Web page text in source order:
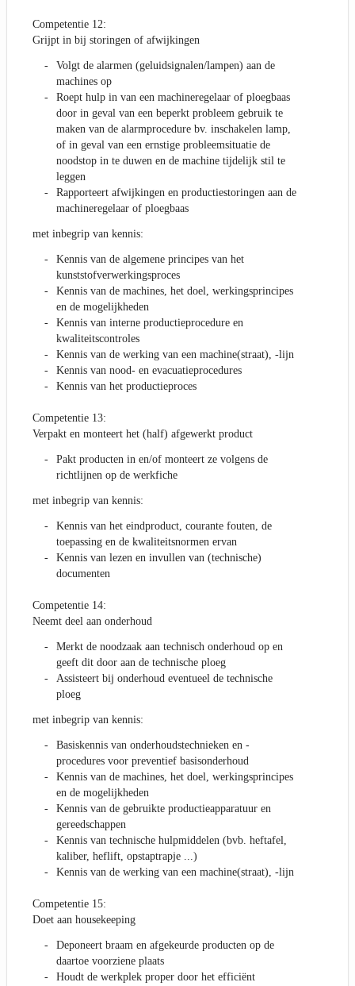
Competentie 12:
Grijpt in bij storingen of afwijkingen
Volgt de alarmen (geluidsignalen/lampen) aan de
machines op
Roept hulp in van een machineregelaar of ploegbaas
door in geval van een beperkt probleem gebruik te
maken van de alarmprocedure bv. inschakelen lamp,
of in geval van een ernstige probleemsituatie de
noodstop in te duwen en de machine tijdelijk stil te
leggen
Rapporteert afwijkingen en productiestoringen aan de
machineregelaar of ploegbaas
met inbegrip van kennis:
Kennis van de algemene principes van het
kunststofverwerkingsproces
Kennis van de machines, het doel, werkingsprincipes
en de mogelijkheden
Kennis van interne productieprocedure en
kwaliteitscontroles
Kennis van de werking van een machine(straat), -lijn
Kennis van nood- en evacuatieprocedures
Kennis van het productieproces
Competentie 13:
Verpakt en monteert het (half) afgewerkt product
Pakt producten in en/of monteert ze volgens de
richtlijnen op de werkfiche
met inbegrip van kennis:
Kennis van het eindproduct, courante fouten, de
toepassing en de kwaliteitsnormen ervan
Kennis van lezen en invullen van (technische)
documenten
Competentie 14:
Neemt deel aan onderhoud
Merkt de noodzaak aan technisch onderhoud op en
geeft dit door aan de technische ploeg
Assisteert bij onderhoud eventueel de technische
ploeg
met inbegrip van kennis:
Basiskennis van onderhoudstechnieken en -
procedures voor preventief basisonderhoud
Kennis van de machines, het doel, werkingsprincipes
en de mogelijkheden
Kennis van de gebruikte productieapparatuur en
gereedschappen
Kennis van technische hulpmiddelen (bvb. heftafel,
kaliber, heflift, opstaptrapje ...)
Kennis van de werking van een machine(straat), -lijn
Competentie 15:
Doet aan housekeeping
Deponeert braam en afgekeurde producten op de
daartoe voorziene plaats
Houdt de werkplek proper door het efficiënt